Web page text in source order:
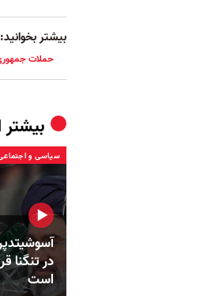
بیشتر بخوانید:
حملات
بیشتر
سیاسی و
در تنگنا
است